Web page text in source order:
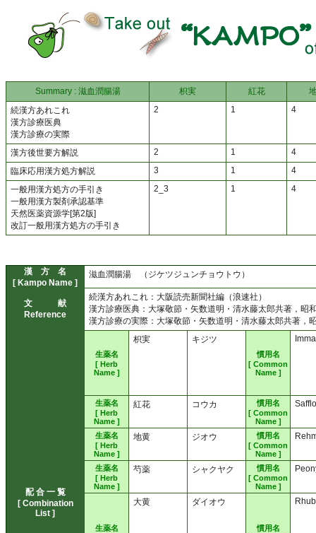
Summary : 滋血潤腸湯 枳実 紅花
続漢方あれこれ
漢方診療医典
漢方診療の実際
2 1 4
漢方後世要方解説 2 1
4
臨床応用漢方処方解説
3 1
4
一般用漢方処方の手引き
一般用漢方製剤承認基準
天然医薬資源学[第2版]
改訂一般用漢方処方の手引き
2_3 1 4
漢 方 名
[ Kampo Name ]
滋血潤腸湯 （ジケツジュンチョウトウ）
文 献
Reference
続漢方あれこれ：大阪読売新聞社編（浪速社）
漢方診療医典：大塚敬節・矢数道明・清水藤太郎共著，昭
漢方診療の実際：大塚敬節・矢数道明・清水藤太郎共著，
配 合 一 覧
[ Combination
List ]
生薬名
[ Herb
Name ]
枳実 キジツ
慣用名
[ Common
Name ]
生薬名
[ Herb
Name ]
紅花 コウカ
慣用名
[ Common
Name ]
生薬名
[ Herb
Name ]
地黄 ジオウ
慣用名
[ Common
Name ]
生薬名
[ Herb
Name ]
芍薬 シャクヤク
慣用名
[ Common
Name ]
生薬名
大黄 ダイオウ
慣用名